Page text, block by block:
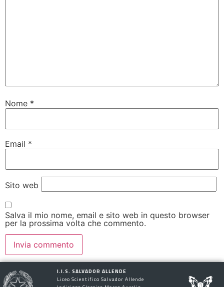
Nome *
Email *
Sito web
Salva il mio nome, email e sito web in questo browser
per la prossima volta che commento.
I.I.S. SALVADOR ALLENDE
Liceo Scientifico Salvador Allende